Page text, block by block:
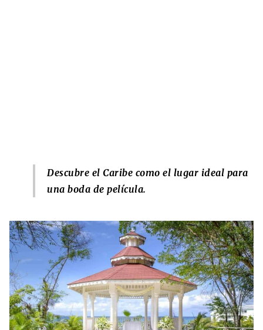
Descubre el Caribe como el lugar ideal para
una boda de película.